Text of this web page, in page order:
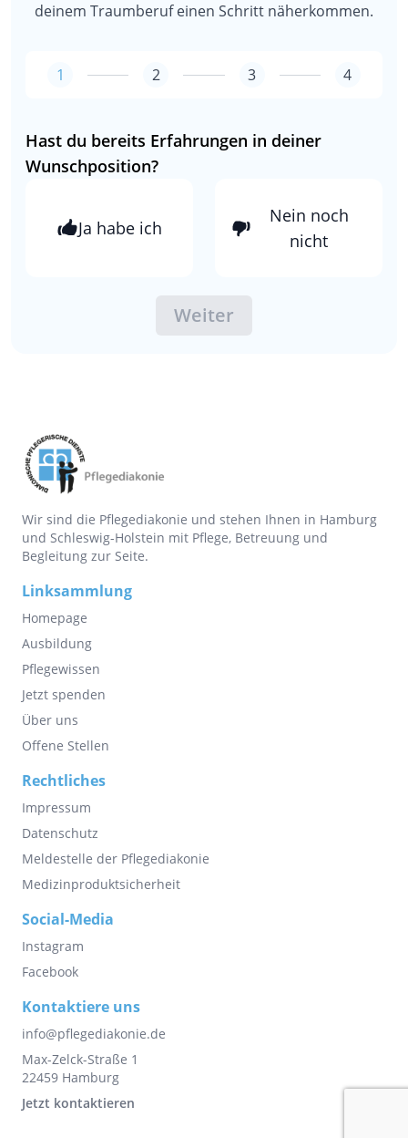
deinem Traumberuf einen Schritt näherkommen.
1 2 3 4
Hast du bereits Erfahrungen in deiner
Wunschposition?
Ja habe ich
Nein noch
nicht
Weiter
Wir sind die Pflegediakonie und stehen Ihnen in Hamburg
und Schleswig-Holstein mit Pflege, Betreuung und
Begleitung zur Seite.
Linksammlung
Homepage
Ausbildung
Pflegewissen
Jetzt spenden
Über uns
Offene Stellen
Rechtliches
Impressum
Datenschutz
Meldestelle der Pflegediakonie
Medizinproduktsicherheit
Social-Media
Instagram
Facebook
Kontaktiere uns
info@pflegediakonie.de
Max-Zelck-Straße 1
22459 Hamburg
Jetzt kontaktieren